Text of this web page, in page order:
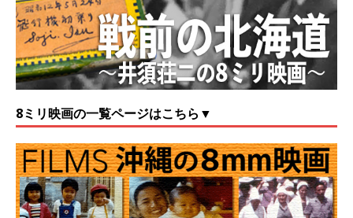
8ミリ映画の一覧ページはこちら▼